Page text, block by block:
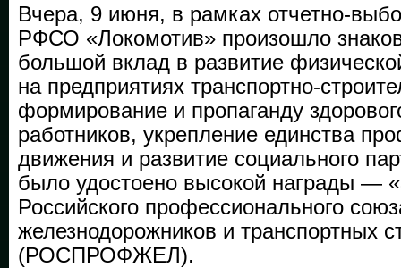
Вчера, 9 июня, в рамках отчетно-
РФСО «Локомотив» произошло
большой вклад в развитие
на предприятиях транспортно-
формирование и пропаганду
работников, укрепление единства
движения и развитие социального
было удостоено высокой награды —
Российского профессионального
железнодорожников и транспортных
(РОСПРОФЖЕЛ).